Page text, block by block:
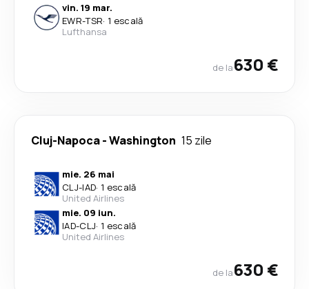
vin. 19 mar.
EWR-TSR· 1 escală
Lufthansa
de la630 €
Cluj-Napoca-Washington 15 zile
mie. 26 mai
CLJ-IAD· 1 escală
United Airlines
mie. 09 iun.
IAD-CLJ· 1 escală
United Airlines
de la630 €